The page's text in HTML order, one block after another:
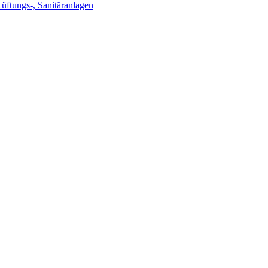
, Sanitäranlagen